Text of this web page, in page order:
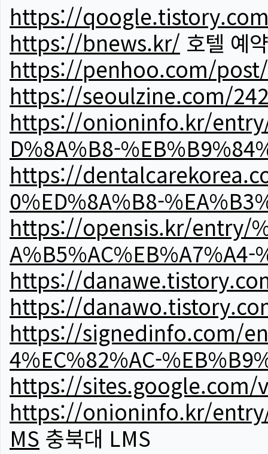
https://
https://bnews.kr/ 호텔 예약
https://penhoo.com/
https://seoulzine.com/
https://onioninfo.kr/entry/
D%8A%B8-
https://
0%ED%8A%B8-
https://opensis.kr/entry/
A%B5%AC%EB%A7%A4-
https://
https://
https://signedinfo.com/
4%EC%82%AC-
https://sites.google.com/
https://onioninfo.kr/entry/
MS 충북대 LMS